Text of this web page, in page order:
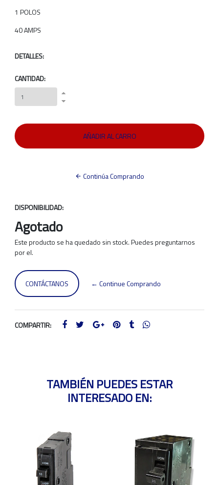
1 POLOS
40 AMPS
DETALLES:
CANTIDAD:
Continúa Comprando
DISPONIBILIDAD:
Agotado
Este producto se ha quedado sin stock. Puedes preguntarnos
por el.
CONTÁCTANOS ← Continue Comprando
COMPARTIR:
TAMBIÉN PUEDES ESTAR
INTERESADO EN: